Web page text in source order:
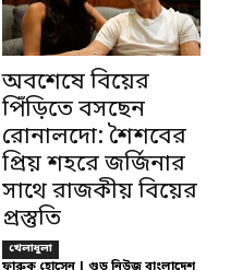
অবশেষে বিয়ের
পিঁড়িতে বসছেন
রোনালদো: শৈশবের
প্রিয় শহরে জর্জিনার
সাথে রাজকীয় বিয়ের
প্রস্তুতি
খেলাধুলা